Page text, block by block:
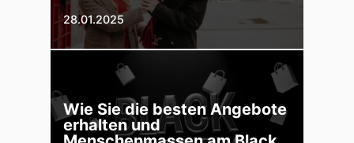
28.01.2025
Wie Sie die besten Angebote
erhalten und